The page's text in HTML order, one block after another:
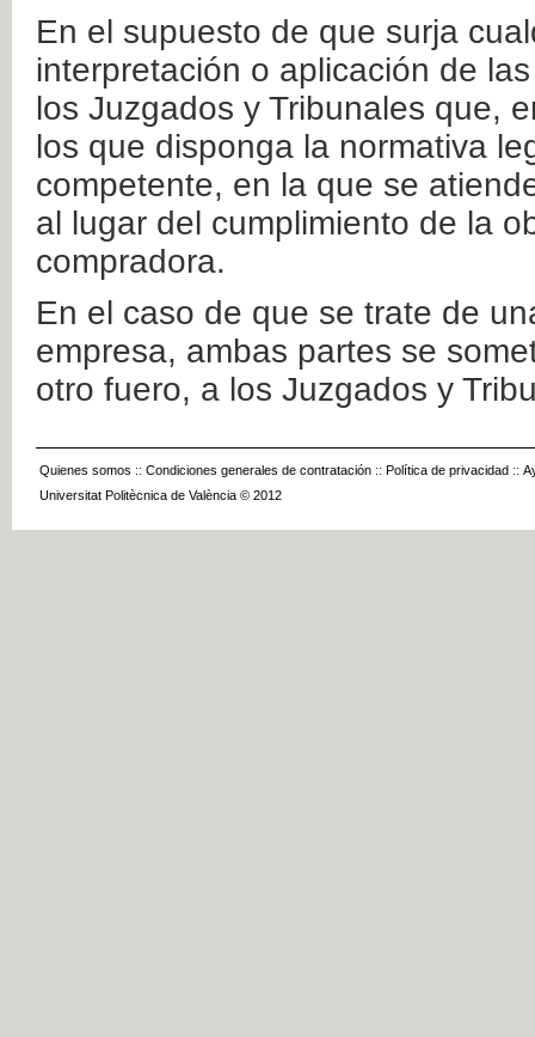
En el supuesto de que surja
interpretación o aplicación de
los Juzgados y Tribunales que,
los que disponga la normativa
competente, en la que se
al lugar del cumplimiento de la
compradora.
En el caso de que se trate de
empresa, ambas partes se
otro fuero, a los Juzgados y
Quienes somos :: Condiciones generales de contratación :: Política de privacidad ::
Universitat Politècnica de València © 2012